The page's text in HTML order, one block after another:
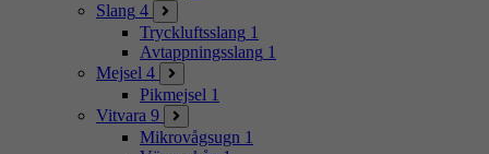
Slang 4
Tryckluftsslang 1
Avtappningsslang 1
Mejsel 4
Pikmejsel 1
Vitvara 9
Mikrovågsugn 1